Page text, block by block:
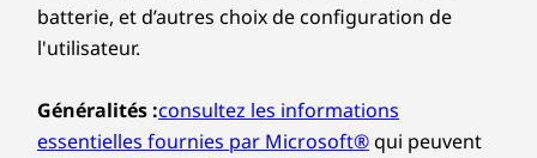
batterie, et d’autres choix de configuration de
l'utilisateur.
Généralités :consultez les informations
essentielles fournies par Microsoft®qui peuvent